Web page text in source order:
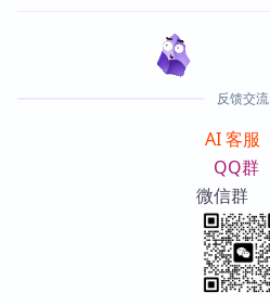
反馈交流
AI 客服
QQ群
微信群